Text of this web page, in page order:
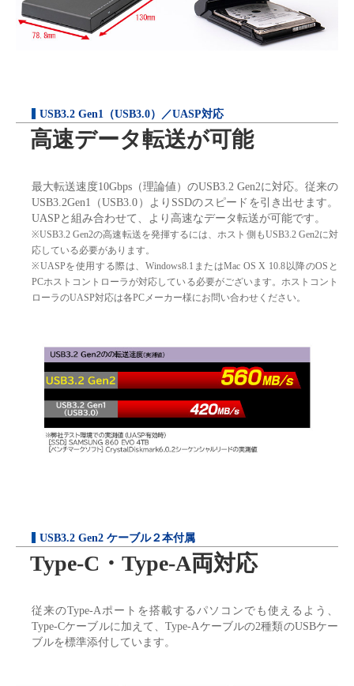
USB3.2 Gen1（USB3.0）／UASP対応
高速データ転送が可能
最大転送速度10Gbps（理論値）のUSB3.2 Gen2に対応。従来の
USB3.2Gen1（USB3.0）よりSSDのスピードを引き出せます。
UASPと組み合わせて、より高速なデータ転送が可能です。
※USB3.2 Gen2の高速転送を発揮するには、ホスト側もUSB3.2 Gen2に対
応している必要があります。
※UASPを使用する際は、Windows8.1またはMac OS X 10.8以降のOSと
PCホストコントローラが対応している必要がございます。ホストコント
ローラのUASP対応は各PCメーカー様にお問い合わせください。
USB3.2 Gen2 ケーブル２本付属
Type-C・Type-A両対応
従来のType-Aポートを搭載するパソコンでも使えるよう、
Type-Cケーブルに加えて、Type-Aケーブルの2種類のUSBケー
ブルを標準添付しています。